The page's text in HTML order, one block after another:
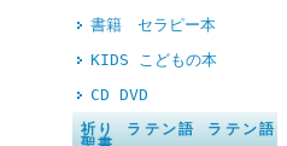
書籍 セラピー本
KIDS こどもの本
CD DVD
祈り ラテン語 ラテン語